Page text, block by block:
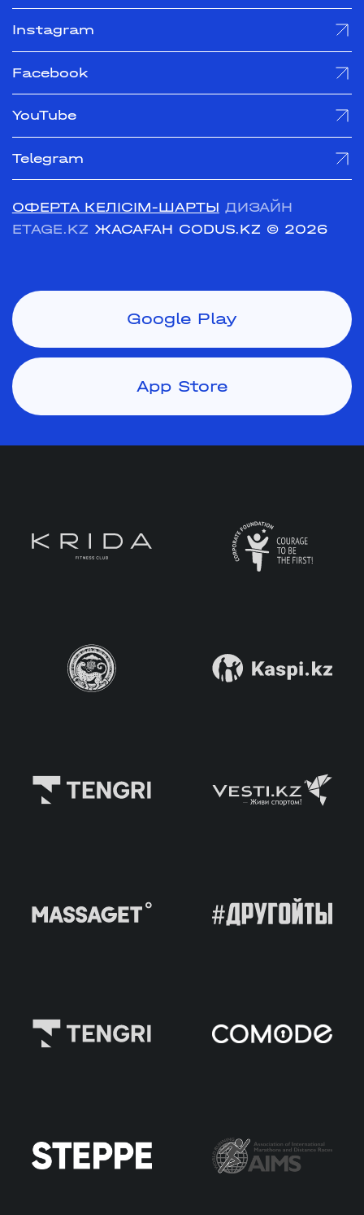
Instagram
Facebook
YouTube
Telegram
ОФЕРТА КЕЛІСІМ-ШАРТЫ ДИЗАЙН
ETAGE.KZ ЖАСАҒАН CODUS.KZ © 2026
Google Play
App Store